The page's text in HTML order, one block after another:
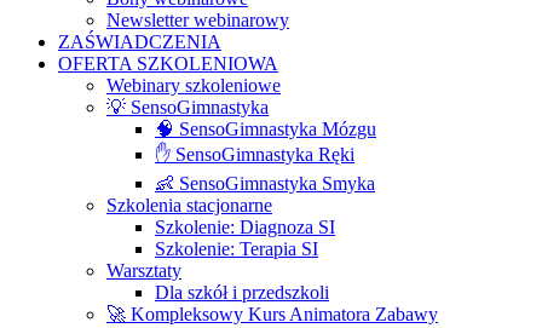
Newsletter webinarowy
ZAŚWIADCZENIA
OFERTA SZKOLENIOWA
Webinary szkoleniowe
💡 SensoGimnastyka
🧠 SensoGimnastyka Mózgu
✋ SensoGimnastyka Ręki
👶 SensoGimnastyka Smyka
Szkolenia stacjonarne
Szkolenie: Diagnoza SI
Szkolenie: Terapia SI
Warsztaty
Dla szkół i przedszkoli
🚀 Kompleksowy Kurs Animatora Zabawy